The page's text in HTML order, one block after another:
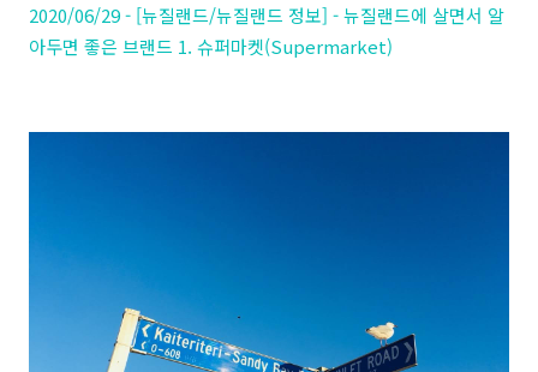
2020/06/29 - [뉴질랜드/뉴질랜드 정보] - 뉴질랜드에 살면서 알
아두면 좋은 브랜드 1. 슈퍼마켓(Supermarket)